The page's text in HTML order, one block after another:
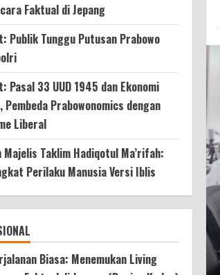
Faktual di Jepang
Publik Tunggu Putusan Prabowo
Pasal 33 UUD 1945 dan Ekonomi
Pembeda Prabowonomics dengan
Liberal
Majelis Taklim Hadiqotul Ma’rifah:
Perilaku Manusia Versi Iblis
Biasa: Menemukan Living